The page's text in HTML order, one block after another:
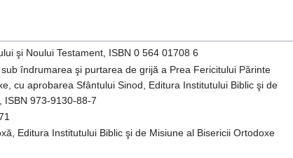
şi Noului Testament, ISBN 0 564 01708 6
îndrumarea şi purtarea de grijă a Prea Fericitului Părinte
cu aprobarea Sfântului Sinod, Editura Institutului Biblic şi de
ISBN 973-9130-88-7
Editura Institutului Biblic şi de Misiune al Bisericii Ortodoxe